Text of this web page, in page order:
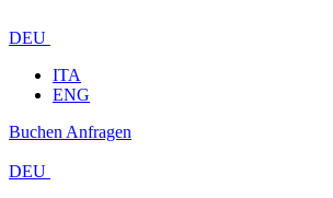
DEU
ITA
ENG
Buchen Anfragen
DEU